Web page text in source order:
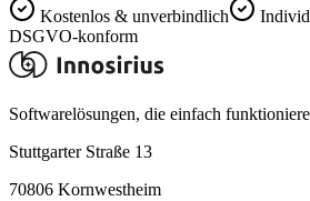
Kostenlos & unverbindlich
DSGVO-konform
Softwarelösungen, die einfach
Stuttgarter Straße 13
70806 Kornwestheim